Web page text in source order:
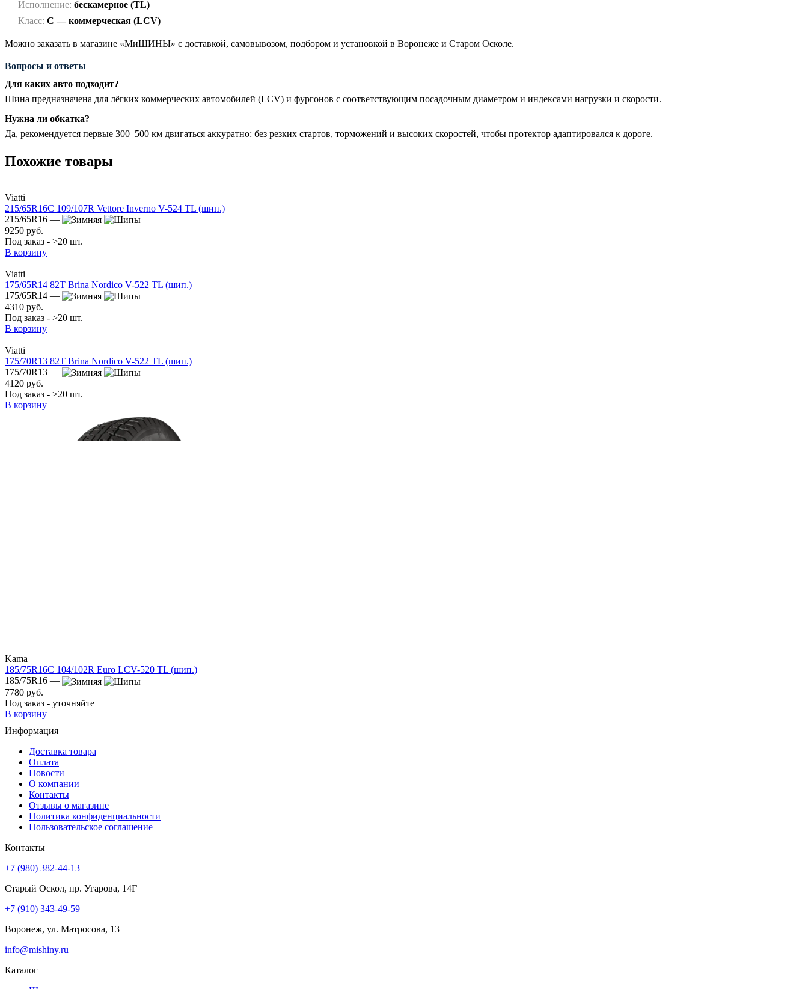
Исполнение: бескамерное (TL)
Класс: C — коммерческая (LCV)
Можно заказать в магазине «МиШИНЫ» с доставкой, самовывозом, подбором и установкой в Воронеже и Старом Осколе.
Вопросы и ответы
Для каких авто подходит?
Шина предназначена для лёгких коммерческих автомобилей (LCV) и фургонов с соответствующим посадочным диаметром и индексами нагрузки и скорости.
Нужна ли обкатка?
Да, рекомендуется первые 300–500 км двигаться аккуратно: без резких стартов, торможений и высоких скоростей, чтобы протектор адаптировался к дороге.
Похожие товары
Viatti
215/65R16C 109/107R Vettore Inverno V-524 TL (шип.)
215/65R16 —
9250 руб.
Под заказ - >20 шт.
В корзину
Viatti
175/65R14 82T Brina Nordico V-522 TL (шип.)
175/65R14 —
4310 руб.
Под заказ - >20 шт.
В корзину
Viatti
175/70R13 82T Brina Nordico V-522 TL (шип.)
175/70R13 —
4120 руб.
Под заказ - >20 шт.
В корзину
Kama
185/75R16C 104/102R Euro LCV-520 TL (шип.)
185/75R16 —
7780 руб.
Под заказ - уточняйте
В корзину
Информация
Доставка товара
Оплата
Новости
О компании
Контакты
Отзывы о магазине
Политика конфиденциальности
Пользовательское соглашение
Контакты
+7 (980) 382-44-13
Старый Оскол, пр. Угарова, 14Г
+7 (910) 343-49-59
Воронеж, ул. Матросова, 13
info@mishiny.ru
Каталог